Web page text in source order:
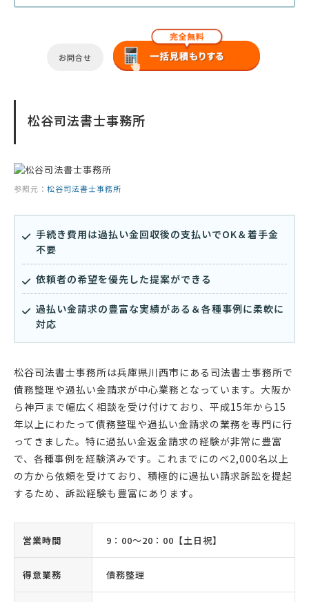
お問合せ
松谷司法書士事務所
参照元： 松谷司法書士事務所
手続き費用は過払い金回収後の支払いでOK＆着手金
不要
依頼者の希望を優先した提案ができる
過払い金請求の豊富な実績がある＆各種事例に柔軟に
対応
松谷司法書士事務所は兵庫県川西市にある司法書士事務所で
債務整理や過払い金請求が中心業務となっています。大阪か
ら神戸まで幅広く相談を受け付けており、平成15年から15
年以上にわたって債務整理や過払い金請求の業務を専門に行
ってきました。特に過払い金返金請求の経験が非常に豊富
で、各種事例を経験済みです。これまでにのべ2,000名以上
の方から依頼を受けており、積極的に過払い請求訴訟を提起
するため、訴訟経験も豊富にあります。
営業時間 9：00〜20：00【土日祝】
得意業務 債務整理